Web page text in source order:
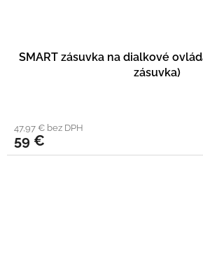
SMART zásuvka na dialkové
zásuvka)
47,97 € bez DPH
59 €